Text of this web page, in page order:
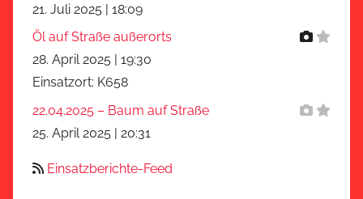
21. Juli 2025 | 18:09
Öl auf Straße außerorts
28. April 2025
19:30
Einsatzort: K658
22.04.2025 – Baum auf Straße
25. April 2025 | 20:31
Einsatzberichte-Feed